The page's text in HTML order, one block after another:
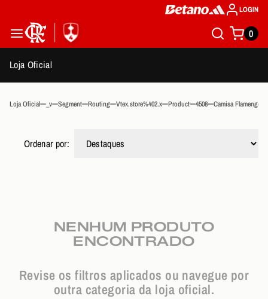
LOGIN
0
Loja Oficial
Loja Oficial _v Segment Routing Vtex.store%402.x Product 4508 Camisa Flamengo
Ordenar por:
NENHUM PRODUTO
ENCONTRADO
Revise os filtros aplicados ou navegue por
outra categoria da loja oficial.